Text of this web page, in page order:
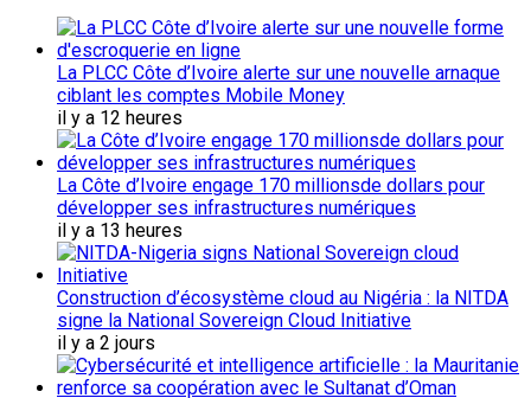
La PLCC Côte d’Ivoire alerte sur une nouvelle arnaque
ciblant les comptes Mobile Money
il y a 12 heures
La Côte d’Ivoire engage 170 millionsde dollars pour
développer ses infrastructures numériques
il y a 13 heures
Construction d’écosystème cloud au Nigéria : la NITDA
signe la National Sovereign Cloud Initiative
il y a 2 jours